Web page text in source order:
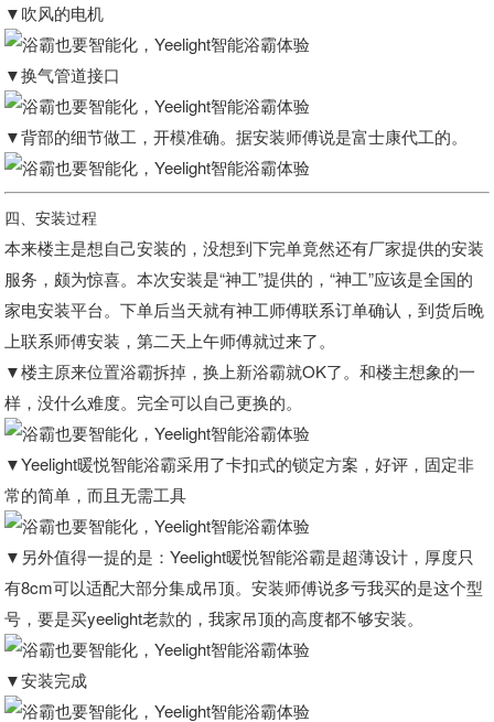
▼吹风的电机
▼换气管道接口
▼背部的细节做工，开模准确。据安装师傅说是富士康代工的。
四、安装过程
本来楼主是想自己安装的，没想到下完单竟然还有厂家提供的安装
服务，颇为惊喜。本次安装是“神工”提供的，“神工”应该是全国的
家电安装平台。下单后当天就有神工师傅联系订单确认，到货后晚
上联系师傅安装，第二天上午师傅就过来了。
▼楼主原来位置浴霸拆掉，换上新浴霸就OK了。和楼主想象的一
样，没什么难度。完全可以自己更换的。
▼Yeelight暖悦智能浴霸采用了卡扣式的锁定方案，好评，固定非
常的简单，而且无需工具
▼另外值得一提的是：Yeelight暖悦智能浴霸是超薄设计，厚度只
有8cm可以适配大部分集成吊顶。安装师傅说多亏我买的是这个型
号，要是买yeelight老款的，我家吊顶的高度都不够安装。
▼安装完成